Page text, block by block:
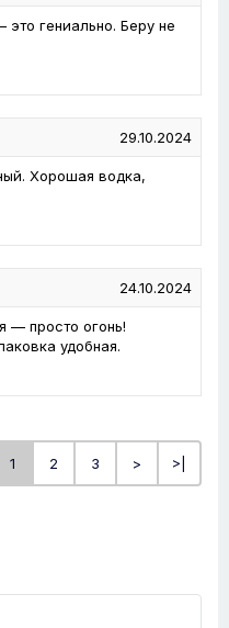
гениально. Беру не
29.10.2024
Хорошая водка,
24.10.2024
— просто огонь!
удобная.
1 2 3 > >|